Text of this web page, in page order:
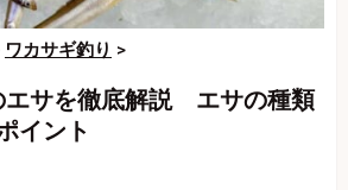
ワカサギ釣り >
エサを徹底解説 エサの種類
イント